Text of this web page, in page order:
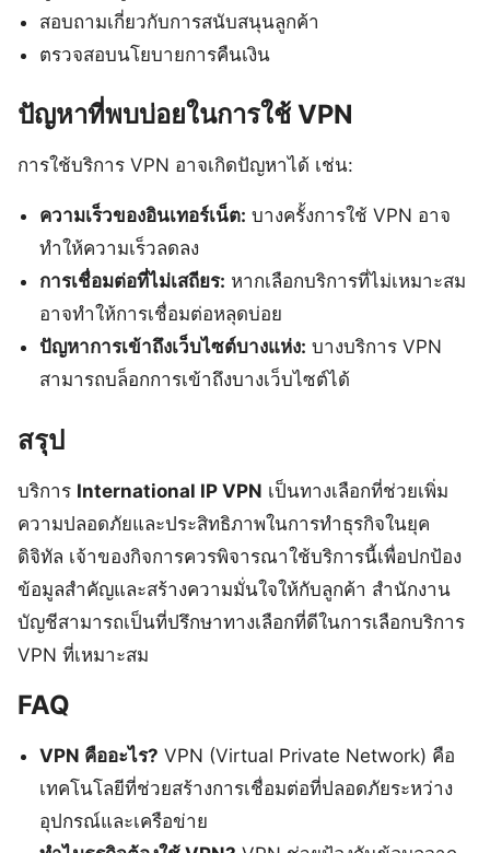
สอบถามเกี่ยวกับการสนับสนุนลูกค้า
ตรวจสอบนโยบายการคืนเงิน
ปัญหาที่พบบ่อยในการใช้ VPN
การใช้บริการ VPN อาจเกิดปัญหาได้ เช่น:
ความเร็วของอินเทอร์เน็ต: บางครั้งการใช้ VPN อาจ
ทำให้ความเร็วลดลง
การเชื่อมต่อที่ไม่เสถียร: หากเลือกบริการที่ไม่เหมาะสม
อาจทำให้การเชื่อมต่อหลุดบ่อย
ปัญหาการเข้าถึงเว็บไซต์บางแห่ง: บางบริการ VPN
สามารถบล็อกการเข้าถึงบางเว็บไซต์ได้
สรุป
บริการ International IP VPN เป็นทางเลือกที่ช่วยเพิ่ม
ความปลอดภัยและประสิทธิภาพในการทำธุรกิจในยุค
ดิจิทัล เจ้าของกิจการควรพิจารณาใช้บริการนี้เพื่อปกป้อง
ข้อมูลสำคัญและสร้างความมั่นใจให้กับลูกค้า สำนักงาน
บัญชีสามารถเป็นที่ปรึกษาทางเลือกที่ดีในการเลือกบริการ
VPN ที่เหมาะสม
FAQ
VPN คืออะไร? VPN (Virtual Private Network) คือ
เทคโนโลยีที่ช่วยสร้างการเชื่อมต่อที่ปลอดภัยระหว่าง
อุปกรณ์และเครือข่าย